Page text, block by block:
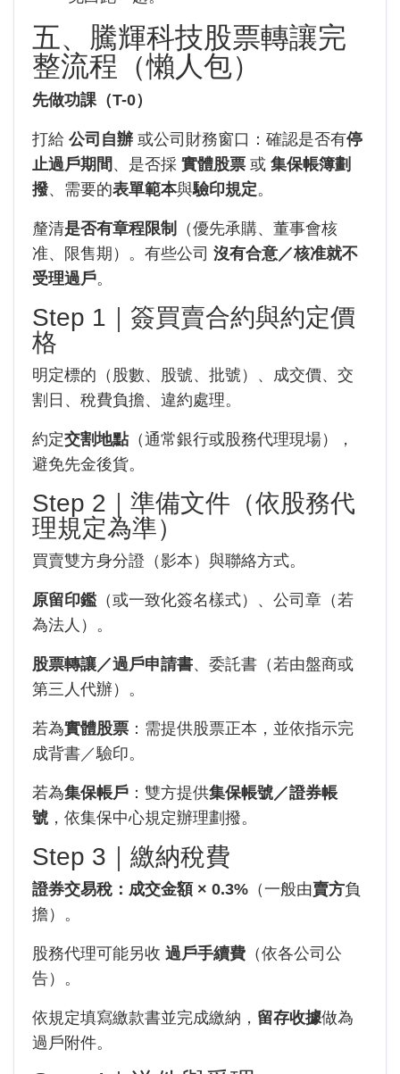
五、騰輝科技股票轉讓完
整流程（懶人包）
先做功課（T-0）
打給 公司自辦 或公司財務窗口：確認是否有停
止過戶期間 、是否採 實體股票 或 集保帳簿劃
撥、需要的表單範本與驗印規定。
釐清是否有章程限制
（優先承購、董事會核
准、限售期）。有些公司 沒有合意／核准就不
受理過戶。
Step 1｜簽買賣合約與約定價
格
明定標的（股數、股號、批號）、成交價、交
割日、稅費負擔、違約處理。
約定交割地點（通常銀行或股務代理現場），
避免先金後貨。
Step 2｜準備文件（依股務代
理規定為準）
買賣雙方身分證（影本）與聯絡方式。
原留印鑑 （或一致化簽名樣式）、公司章（若
為法人）。
股票轉讓／過戶申請書、委託書（若由盤商或
第三人代辦）。
若為實體股票 ：需提供股票正本，並依指示完
成背書／驗印。
若為集保帳戶 ：雙方提供集保帳號／證券帳
號 ，依集保中心規定辦理劃撥。
Step 3｜繳納稅費
證券交易稅：成交金額 × 0.3% （一般由賣方負
擔）。
股務代理可能另收 過戶手續費 （依各公司公
告）。
依規定填寫繳款書並完成繳納， 留存收據做為
過戶附件。